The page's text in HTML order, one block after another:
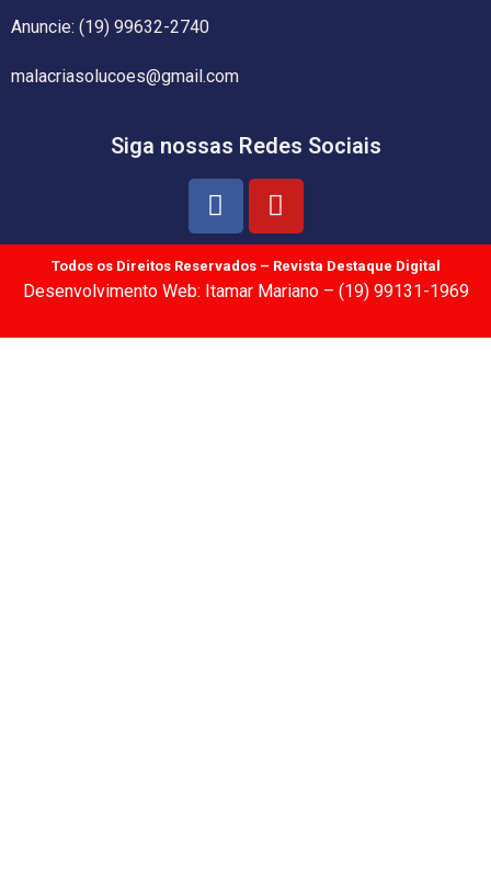
Anuncie: (19) 99632-2740
malacriasolucoes@gmail.com
Siga nossas Redes Sociais
Todos os Direitos Reservados – Revista Destaque Digital
Desenvolvimento Web: Itamar Mariano – (19) 99131-1969